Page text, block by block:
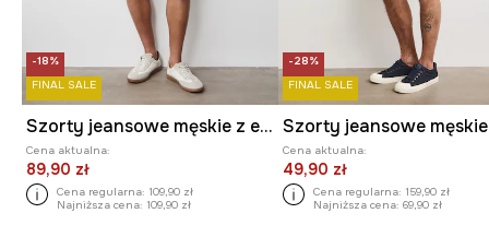
-18%
FINAL SALE
Szorty jeansowe męskie z efektem sprania kolor niebieski
Cena aktualna:
89,90 zł
Cena regularna: 109,90 zł
Najniższa cena: 109,90 zł
-28%
FINAL SALE
Cena aktualna:
49,90 zł
Cena regularna: 159,90 zł
Najniższa cena: 69,90 zł